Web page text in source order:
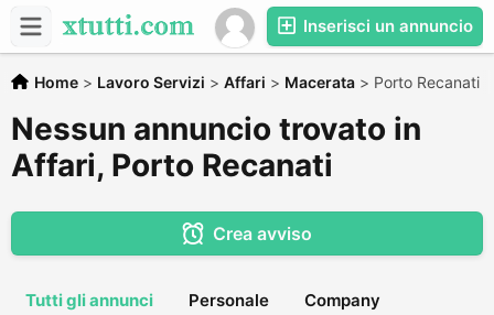
Inserisci un annuncio
Home > Lavoro Servizi > Affari > Macerata > Porto Recanati
Nessun annuncio trovato in
Affari, Porto Recanati
Crea avviso
Tutti gli annunci Personale Company